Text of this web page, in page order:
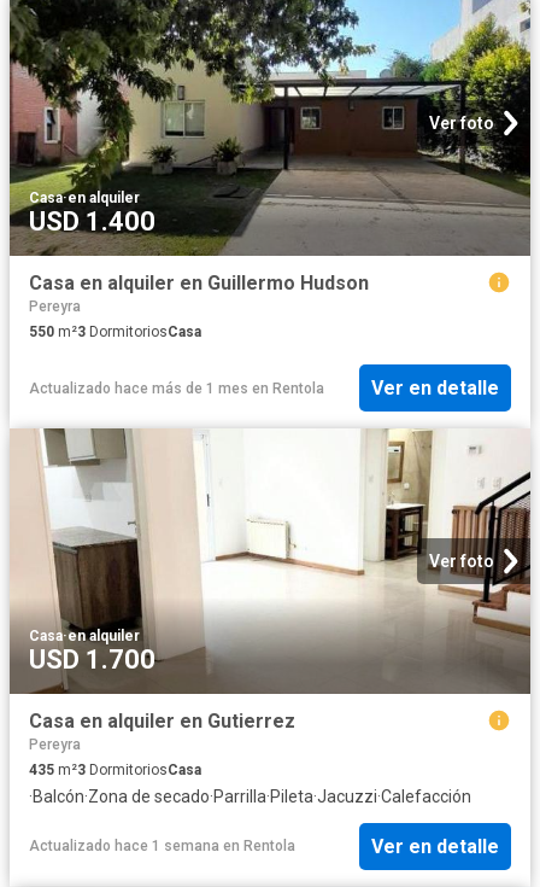
Ver foto
Casa·en alquiler
USD 1.400
Casa en alquiler en Guillermo Hudson
Pereyra
550 m²3 DormitoriosCasa
Actualizado hace más de 1 mes en Rentola Ver en detalle
Ver foto
Casa·en alquiler
USD 1.700
Casa en alquiler en Gutierrez
Pereyra
435 m²3 DormitoriosCasa
·Balcón·Zona de secado·Parrilla·Pileta·Jacuzzi·Calefacción
Actualizado hace 1 semana en Rentola Ver en detalle